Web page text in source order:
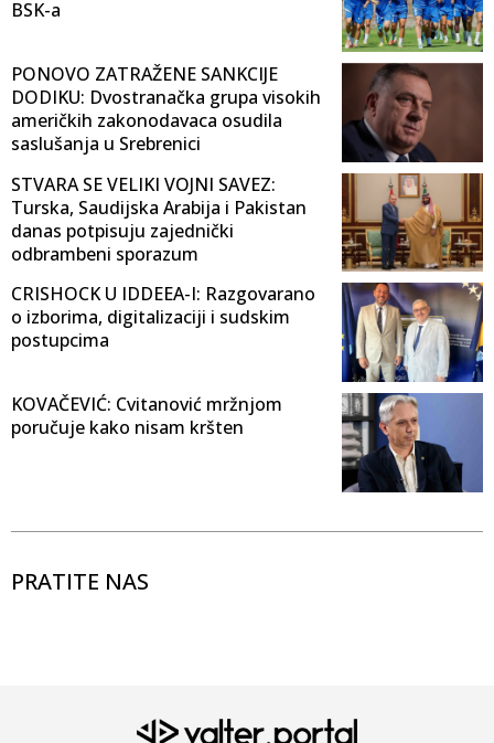
BSK-a
PONOVO ZATRAŽENE SANKCIJE
DODIKU: Dvostranačka grupa visokih
američkih zakonodavaca osudila
saslušanja u Srebrenici
STVARA SE VELIKI VOJNI SAVEZ:
Turska, Saudijska Arabija i Pakistan
danas potpisuju zajednički
odbrambeni sporazum
CRISHOCK U IDDEEA-I: Razgovarano
o izborima, digitalizaciji i sudskim
postupcima
KOVAČEVIĆ: Cvitanović mržnjom
poručuje kako nisam kršten
PRATITE NAS